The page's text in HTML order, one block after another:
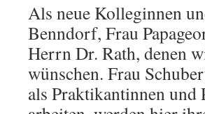
Als neue Kolleginnen
Benndorf, Frau
Herrn Dr. Rath, denen
wünschen. Frau
als Praktikantinnen und